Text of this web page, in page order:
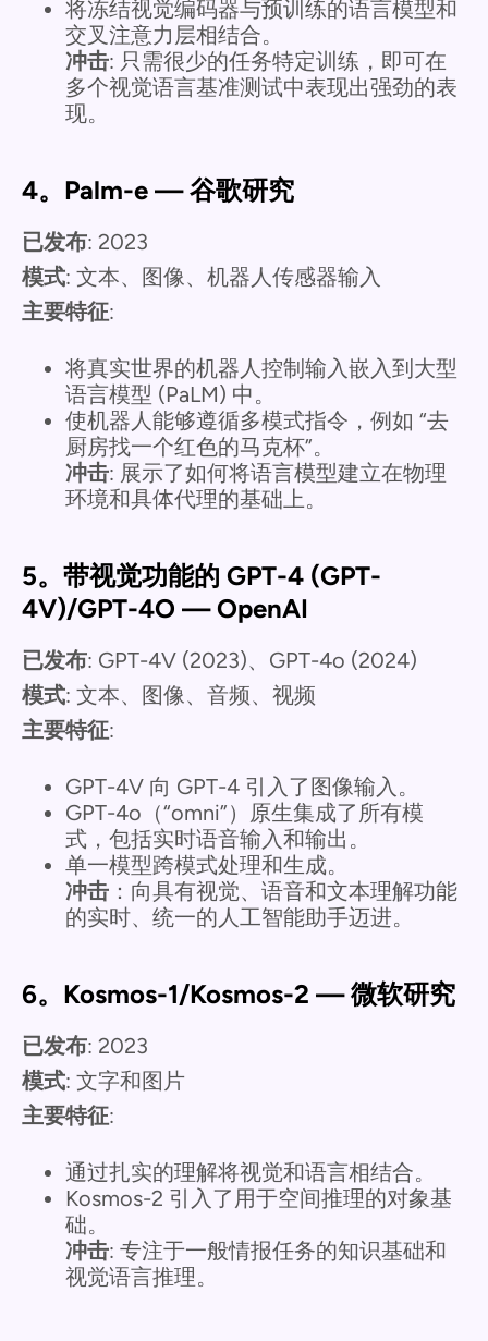
将冻结视觉编码器与预训练的语言模型和
交叉注意力层相结合。
冲击: 只需很少的任务特定训练，即可在
多个视觉语言基准测试中表现出强劲的表
现。
4。Palm-e — 谷歌研究
已发布: 2023
模式: 文本、图像、机器人传感器输入
主要特征:
将真实世界的机器人控制输入嵌入到大型
语言模型 (PaLM) 中。
使机器人能够遵循多模式指令，例如 “去
厨房找一个红色的马克杯”。
冲击: 展示了如何将语言模型建立在物理
环境和具体代理的基础上。
5。带视觉功能的 GPT-4 (GPT-
4V)/GPT-4O — OpenAI
已发布: GPT-4V (2023)、GPT-4o (2024)
模式: 文本、图像、音频、视频
主要特征:
GPT-4V 向 GPT-4 引入了图像输入。
GPT-4o（“omni”）原生集成了所有模
式，包括实时语音输入和输出。
单一模型跨模式处理和生成。
冲击 ：向具有视觉、语音和文本理解功能
的实时、统一的人工智能助手迈进。
6。Kosmos-1/Kosmos-2 — 微软研究
已发布: 2023
模式: 文字和图片
主要特征:
通过扎实的理解将视觉和语言相结合。
Kosmos-2 引入了用于空间推理的对象基
础。
冲击: 专注于一般情报任务的知识基础和
视觉语言推理。